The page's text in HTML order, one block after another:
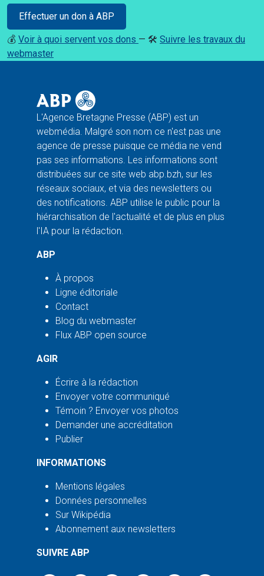
Effectuer un don à ABP
💰 Voir à quoi servent vos dons — 🛠️ Suivre les travaux du
webmaster
L'Agence Bretagne Presse (ABP) est un
webmédia. Malgré son nom ce n'est pas une
agence de presse puisque ce média ne vend
pas ses informations. Les informations sont
distribuées sur ce site web abp.bzh, sur les
réseaux sociaux, et via des newsletters ou
des notifications. ABP utilise le public pour la
hiérarchisation de l'actualité et de plus en plus
l'IA pour la rédaction.
ABP
À propos
Ligne éditoriale
Contact
Blog du webmaster
Flux ABP open source
AGIR
Écrire à la rédaction
Envoyer votre communiqué
Témoin ? Envoyer vos photos
Demander une accréditation
Publier
INFORMATIONS
Mentions légales
Données personnelles
Sur Wikipédia
Abonnement aux newsletters
SUIVRE ABP